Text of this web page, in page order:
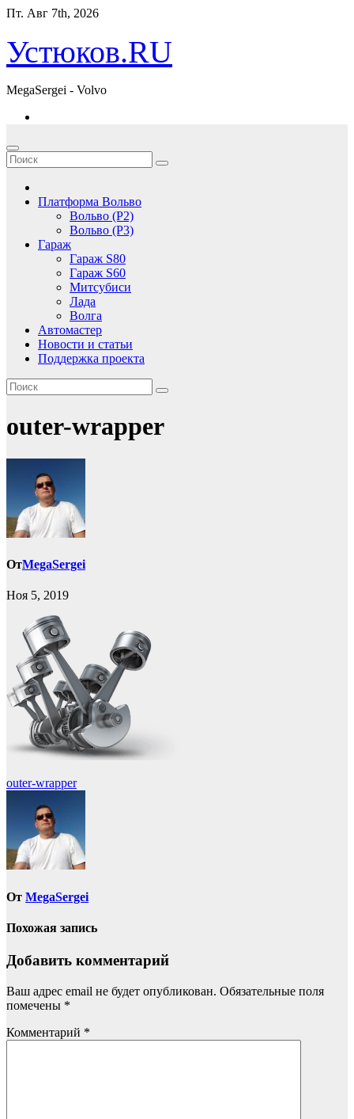
Перейти
содержимому
Пт. Авг 7th, 2026
Устюков.RU
MegaSergei - Volvo
Платформа Вольво
Вольво (P2)
Вольво (P3)
Гараж
Гараж S80
Гараж S60
Митсубиси
Лада
Волга
Автомастер
Новости и статьи
Поддержка проекта
outer-wrapper
ОтMegaSergei
Ноя 5, 2019
Навигация
записям
outer-wrapper
От MegaSergei
Похожая запись
Добавить комментарий
Ваш адрес email не будет опубликован. Обязательные поля
помечены *
Комментарий *